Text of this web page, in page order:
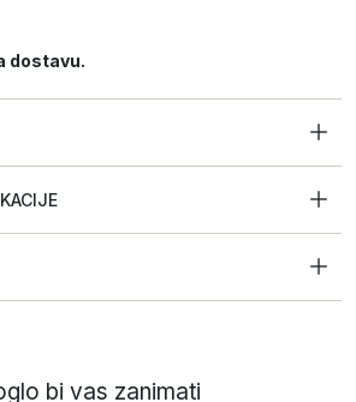
dostavu.
bi vas zanimati